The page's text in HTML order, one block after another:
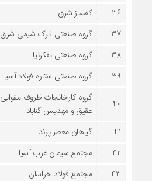
36
کفساز شرق
37
گروه صنعتی اترک شیمی شرق
38
گروه صنعتی تفکرنیا
39
گروه صنعتی ستاره فولاد آسیا
40
گروه کارخانجات ظروف مقوایی
عقیق و مهدیس گناباد
41 گیاهان معطر پرند
42
مجتمع سیمان غرب آسیا
43
مجتمع فولاد خراسان